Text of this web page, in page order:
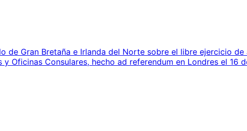
de Gran Bretaña e Irlanda del Norte sobre el libre ejercicio
Oficinas Consulares, hecho ad referendum en Londres el 16